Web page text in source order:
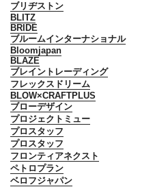
ブリヂストン
BLITZ
BRIDE
ブルームインターナショナル
Bloomjapan
BLAZE
ブレイントレーディング
フレックスドリーム
BLOW×CRAFTPLUS
ブローデザイン
プロジェクトミュー
プロスタッフ
プロスタッフ
フロンティアネクスト
ペトロプラン
ベロフジャパン